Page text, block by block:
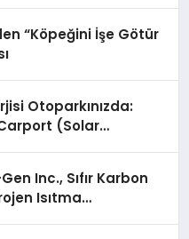
“Köpeğini İşe Götür
Otoparkınızda:
(Solar
Inc., Sıfır Karbon
Isıtma